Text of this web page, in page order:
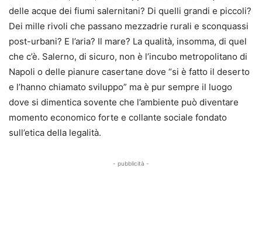
delle acque dei fiumi salernitani? Di quelli grandi e piccoli?
Dei mille rivoli che passano mezzadrie rurali e sconquassi
post-urbani? E l’aria? Il mare? La qualità, insomma, di quel
che c’è. Salerno, di sicuro, non è l’incubo metropolitano di
Napoli o delle pianure casertane dove “si è fatto il deserto
e l’hanno chiamato sviluppo” ma è pur sempre il luogo
dove si dimentica sovente che l’ambiente può diventare
momento economico forte e collante sociale fondato
sull’etica della legalità.
- pubblicità -